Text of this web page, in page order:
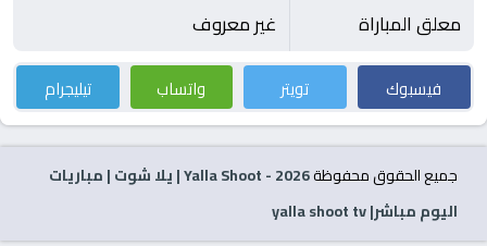
معلق المباراة
غير معروف
فيسبوك تويتر واتساب تيليجرام
جميع الحقوق محفوظة2026
- Yalla Shoot | يلا شوت | مباريات
اليوم مباشر| yalla shoot tv